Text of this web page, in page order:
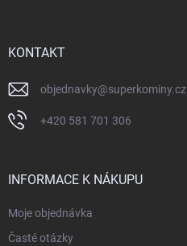
KONTAKT
objednavky@superkominy.cz
+420 581 701 306
INFORMACE K NÁKUPU
Moje objednávka
Časté otázky